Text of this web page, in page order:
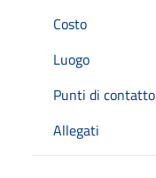
Costo
Luogo
Punti di contatto
Allegati